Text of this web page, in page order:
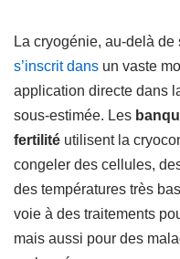
La cryogénie, au-delà
s’inscrit dans un vaste
application directe dans
sous-estimée. Les
fertilité utilisent la
congeler des cellules,
des températures très
voie à des traitements
mais aussi pour des